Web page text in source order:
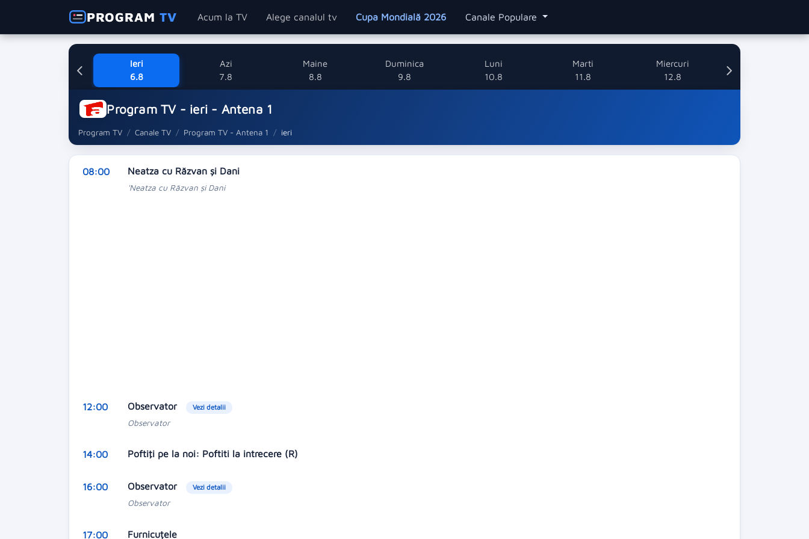
PROGRAMTV Acum la TV Alege canalul tv Cupa Mondială 2026 Canale Populare
Ieri
6.8
Azi
7.8
Maine
8.8
Duminica
9.8
Luni
10.8
Marti
11.8
Miercuri
12.8
Program TV - ieri - Antena 1
Program TV Canale TV Program TV - Antena 1 ieri
08:00 Neatza cu Răzvan şi Dani
'Neatza cu Răzvan şi Dani
12:00 Observator Vezi detalii
Observator
14:00 Poftiţi pe la noi: Poftiti la intrecere (R)
16:00 Observator Vezi detalii
Observator
17:00 Furnicuțele